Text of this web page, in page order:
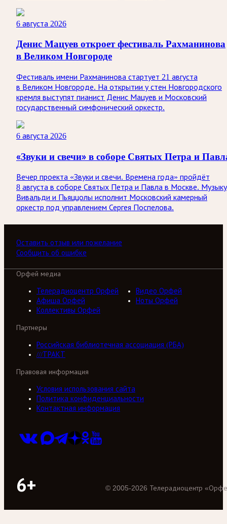
6 августа 2026
Денис Мацуев откроет фестиваль Рахманинова
в Великом Новгороде
Фестиваль имени Рахманинова стартует 21 августа
в Великом Новгороде. На открытии у стен Новгородского
кремля выступят пианист Денис Мацуев и Московский
государственный симфонический оркестр.
6 августа 2026
«Звуки и свечи» в соборе Святых Петра и
Вечер проекта «Звуки и свечи. Времена года» пройдёт
8 августа в соборе Святых Петра и Павла в Москве. Музыку
Вивальди и Пьяццолы исполнит Московский камерный
оркестр под управлением Сергея Поспелова.
Оставить отзыв или пожелание
Сообщить об ошибке
Орфей медиа
Телерадиоцентр Орфей
Видео Орфей
Афиша Орфей
Ноты Орфей
Коллективы Орфей
Партнеры
Российская библиотечная ассоциация (РБА)
///ТРАКТ
Правовая информация
Условия использования сайта
Политика конфиденциальности
Контактная информация
6+ © 2005-2026 Телерадиоцентр